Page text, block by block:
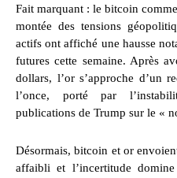
Fait marquant : le bitcoin
montée des tensions
actifs ont affiché une hausse
futures cette semaine. Après
dollars, l’or s’approche d’un
l’once, porté par
publications de Trump sur le «
Désormais, bitcoin et or
affaibli et l’incertitude